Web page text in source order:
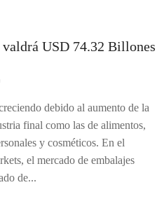
USD 74.32 Billones
debido al aumento de la
final como las de alimentos,
y cosméticos. En el
el mercado de embalajes
de...